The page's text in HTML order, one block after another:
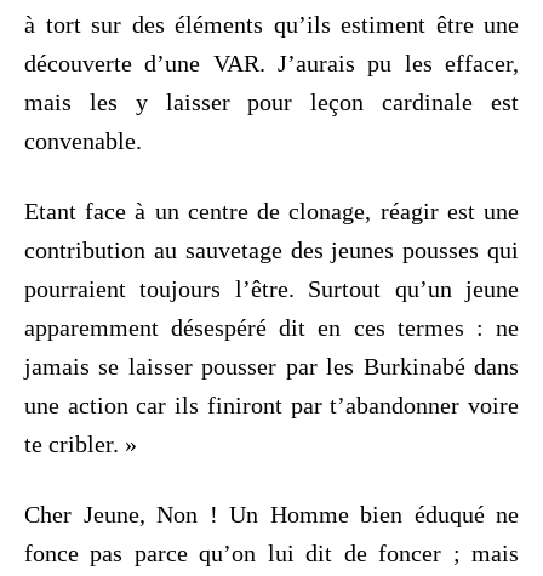
à tort sur des éléments qu’ils estiment être une
découverte d’une VAR. J’aurais pu les effacer,
mais les y laisser pour leçon cardinale est
convenable.
Etant face à un centre de clonage, réagir est une
contribution au sauvetage des jeunes pousses qui
pourraient toujours l’être. Surtout qu’un jeune
apparemment désespéré dit en ces termes : ne
jamais se laisser pousser par les Burkinabé dans
une action car ils finiront par t’abandonner voire
te cribler. »
Cher Jeune, Non ! Un Homme bien éduqué ne
fonce pas parce qu’on lui dit de foncer ; mais